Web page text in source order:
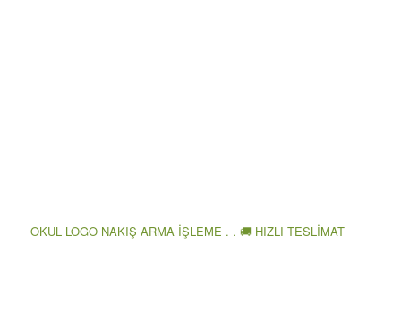
OKUL LOGO NAKIŞ ARMA İŞLEME . . 🚚 HIZLI TESLİMAT